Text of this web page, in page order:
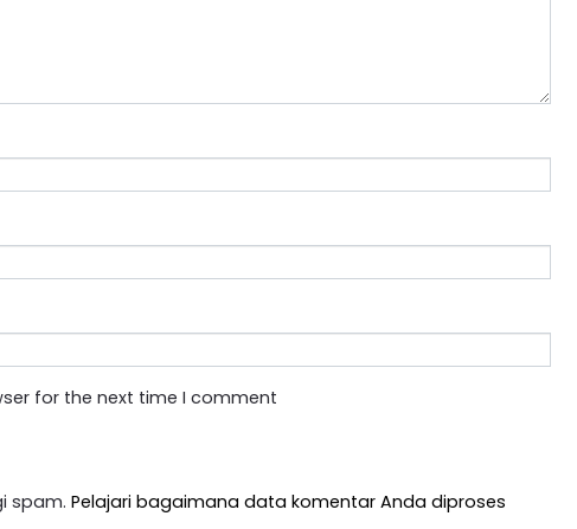
for the next time I comment
spam. Pelajari bagaimana data komentar Anda diproses